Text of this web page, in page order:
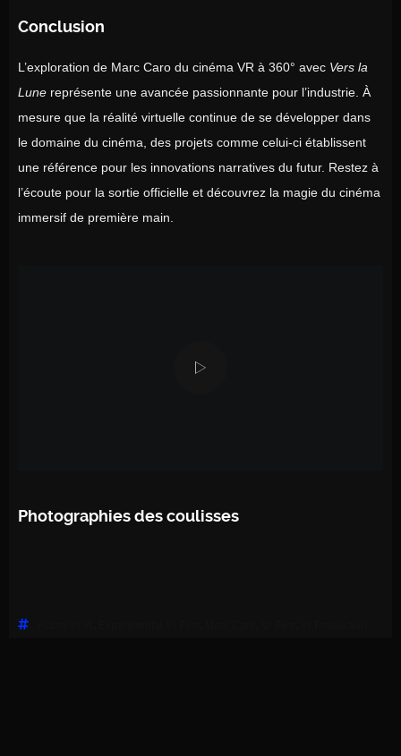
Conclusion
L’exploration de Marc Caro du cinéma VR à 360° avec Vers la
Lune représente une avancée passionnante pour l’industrie. À
mesure que la réalité virtuelle continue de se développer dans
le domaine du cinéma, des projets comme celui-ci établissent
une référence pour les innovations narratives du futur. Restez à
l’écoute pour la sortie officielle et découvrez la magie du cinéma
immersif de première main.
Photographies des coulisses